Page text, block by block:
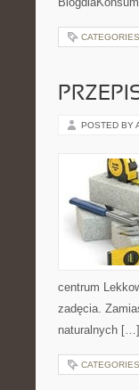
POSTED BY
centrum
zadęcia.
naturalnych […]